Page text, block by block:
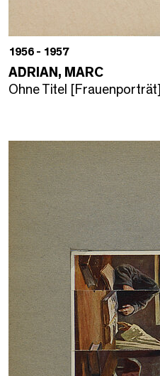
1956 - 1957
ADRIAN, MARC
Ohne Titel [Frauenporträt]